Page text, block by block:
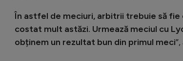
În astfel de meciuri, arbitrii trebuie să
costat mult astăzi. Urmează meciul cu
obținem un rezultat bun din primul meci